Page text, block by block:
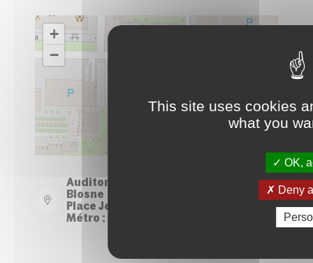
+
−
Auditorium du Conservatoire - Site
Blosne
Place Jean Normand - Rennes
Métro : Station Le Blosne
This site uses cookies
what you
OK,
Deny